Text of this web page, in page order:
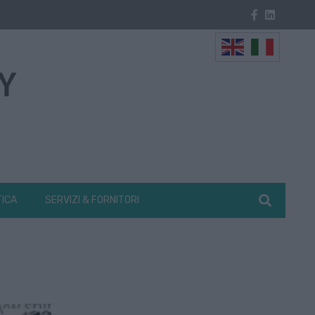
SERVIZI & FORNITORI